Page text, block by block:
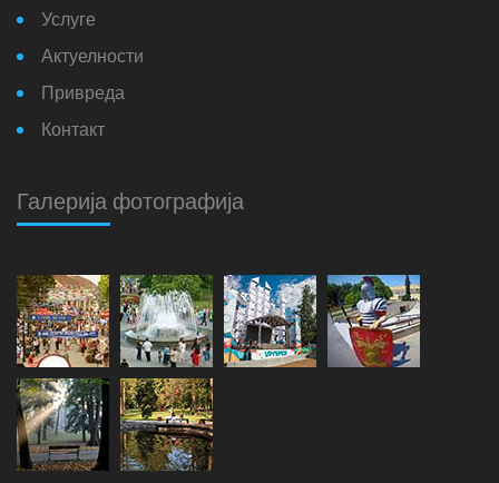
Услуге
Актуелности
Привреда
Контакт
Галерија фотографија